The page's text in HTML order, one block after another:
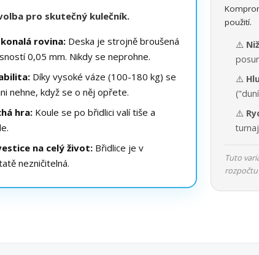
pro skutečný kulečník.
rovina: Deska je strojně broušená
0,05 mm. Nikdy se neprohne.
Díky vysoké váze (100-180 kg) se
nehne, když se o něj opřete.
hra: Koule se po břidlici valí tiše a
na celý život: Břidlice je v
nezničitelná.
použití.
⚠️
⚠️
⚠️
Tuto